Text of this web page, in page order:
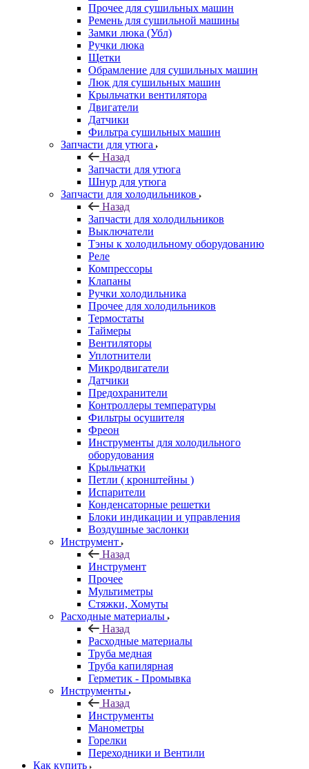
Прочее для сушильных машин
Ремень для сушильной машины
Замки люка (Убл)
Ручки люка
Щетки
Обрамление для сушильных машин
Люк для сушильных машин
Крыльчатки вентилятора
Двигатели
Датчики
Фильтра сушильных машин
Запчасти для утюга
Назад
Запчасти для утюга
Шнур для утюга
Запчасти для холодильников
Назад
Запчасти для холодильников
Выключатели
Тэны к холодильному оборудованию
Реле
Компрессоры
Клапаны
Ручки холодильника
Прочее для холодильников
Термостаты
Таймеры
Вентиляторы
Уплотнители
Микродвигатели
Датчики
Предохранители
Контроллеры температуры
Фильтры осушителя
Фреон
Инструменты для холодильного
оборудования
Крыльчатки
Петли ( кронштейны )
Испарители
Конденсаторные решетки
Блоки индикации и управления
Воздушные заслонки
Инструмент
Назад
Инструмент
Прочее
Мультиметры
Стяжки, Хомуты
Расходные материалы
Назад
Расходные материалы
Труба медная
Труба капилярная
Герметик - Промывка
Инструменты
Назад
Инструменты
Манометры
Горелки
Переходники и Вентили
Как купить